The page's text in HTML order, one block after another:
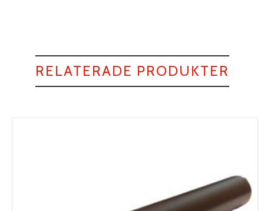
RELATERADE PRODUKTER